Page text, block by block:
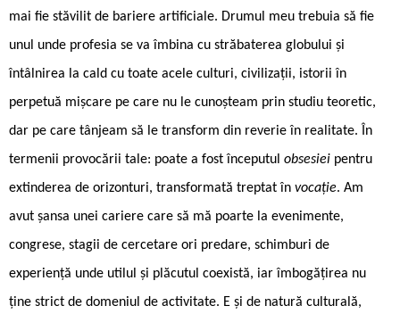
mai fie stăvilit de bariere artificiale. Drumul meu trebuia să fie
unul unde profesia se va îmbina cu străbaterea globului și
întâlnirea la cald cu toate acele culturi, civilizații, istorii în
perpetuă mișcare pe care nu le cunoșteam prin studiu teoretic,
dar pe care tânjeam să le transform din reverie în realitate. În
termenii provocării tale: poate a fost începutul obsesiei pentru
extinderea de orizonturi, transformată treptat în vocație. Am
avut șansa unei cariere care să mă poarte la evenimente,
congrese, stagii de cercetare ori predare, schimburi de
experiență unde utilul și plăcutul coexistă, iar îmbogățirea nu
ține strict de domeniul de activitate. E și de natură culturală,